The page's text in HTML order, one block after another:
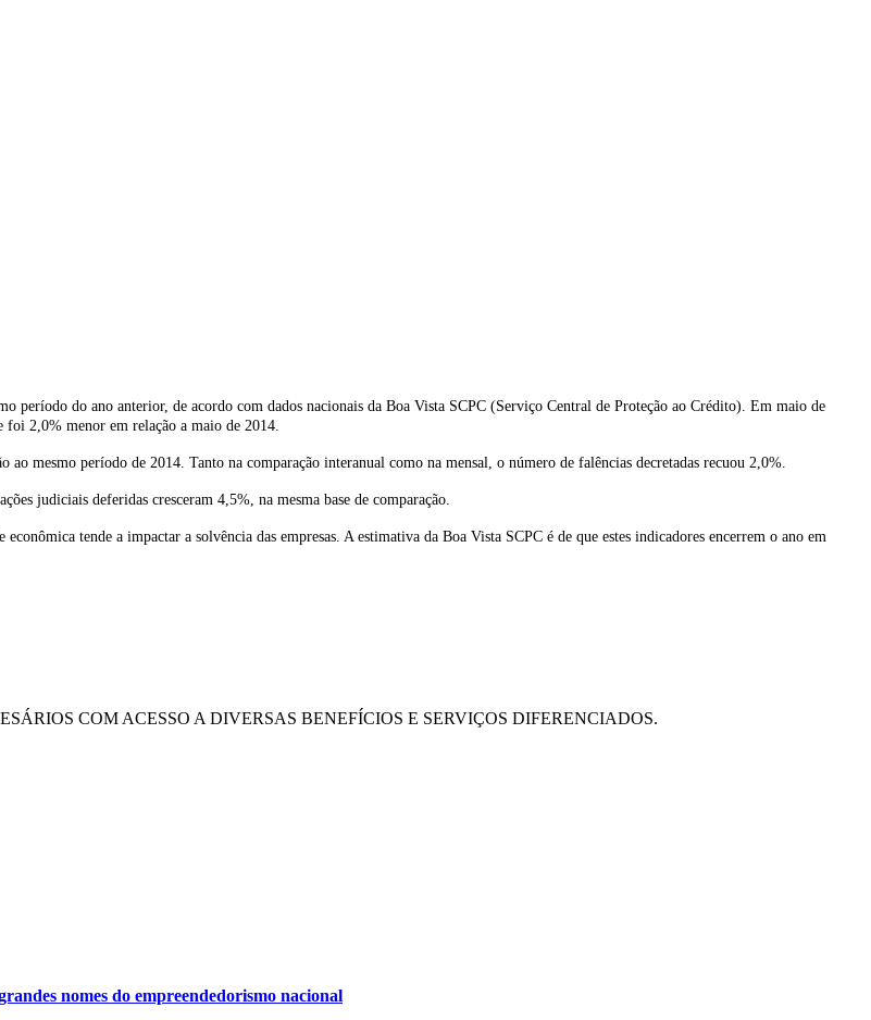
período do ano anterior, de acordo com dados nacionais da Boa Vista SCPC (Serviço Central de Proteção ao Crédito). Em maio de
2,0% menor em relação a maio de 2014.
mesmo período de 2014. Tanto na comparação interanual como na mensal, o número de falências decretadas recuou 2,0%.
judiciais deferidas cresceram 4,5%, na mesma base de comparação.
tende a impactar a solvência das empresas. A estimativa da Boa Vista SCPC é de que estes indicadores encerrem o ano em
COM ACESSO A DIVERSAS BENEFÍCIOS E SERVIÇOS DIFERENCIADOS.
nomes do empreendedorismo nacional